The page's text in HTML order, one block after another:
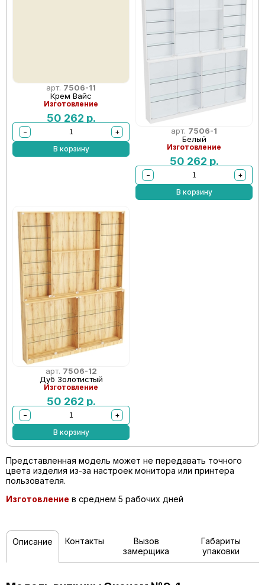
арт. 7506-11
Крем Вайс
Изготовление
50 262 р.
−
+
В корзину
арт. 7506-1
Белый
Изготовление
50 262 р.
−
+
В корзину
арт. 7506-12
Дуб Золотистый
Изготовление
50 262 р.
−
+
В корзину
Представленная модель может не передавать точного
цвета изделия из-за настроек монитора или принтера
пользователя.
Изготовление в среднем 5 рабочих дней
Описание Контакты
Вызов
замерщика
Габариты
упаковки